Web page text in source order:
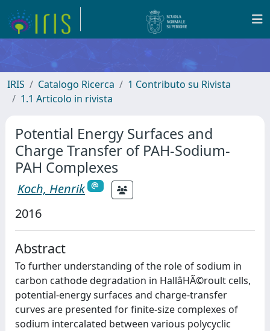
IRIS Catalogo Ricerca
1 Contributo su Rivista
1.1 Articolo in rivista
Potential Energy Surfaces and
Charge Transfer of PAH-Sodium-
PAH Complexes
Koch, Henrik
2016
Abstract
To further understanding of the role of sodium in
carbon cathode degradation in HallâHÃ©roult cells,
potential-energy surfaces and charge-transfer
curves are presented for finite-size complexes of
sodium intercalated between various polycyclic